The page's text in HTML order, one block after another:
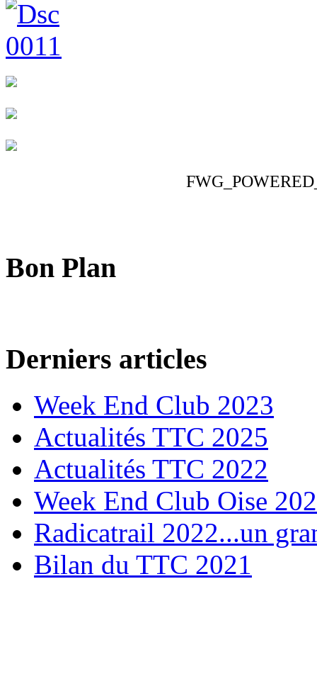
Bon Plan
Derniers articles
Week End Club 2023
Actualités TTC 2025
Actualités TTC 2022
Week End Club Oise
Radicatrail 2022...un
Bilan du TTC 2021